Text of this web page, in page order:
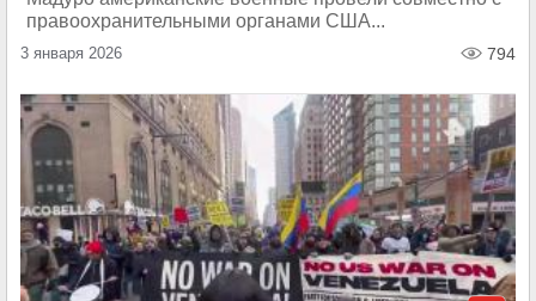
правоохранительными органами США...
3 января 2026 794